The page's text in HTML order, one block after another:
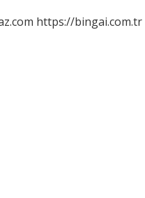
https://bingai.com.tr